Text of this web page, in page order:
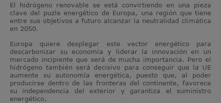
El hidrógeno renovable se está convirtiendo en una pieza
clave del puzle energético de Europa, una región que tiene
entre sus objetivos a futuro alcanzar la neutralidad climática
en 2050.
Europa quiere desplegar este vector energético para
descarbonizar su economía y liderar la innovación en un
mercado incipiente que será de mucha importancia. Pero el
hidrógeno también será decisivo para conseguir que la UE
aumente su autonomía energética, puesto que, al poder
producirse dentro de las fronteras del continente, favorece
su independencia del exterior y garantiza el suministro
energético.